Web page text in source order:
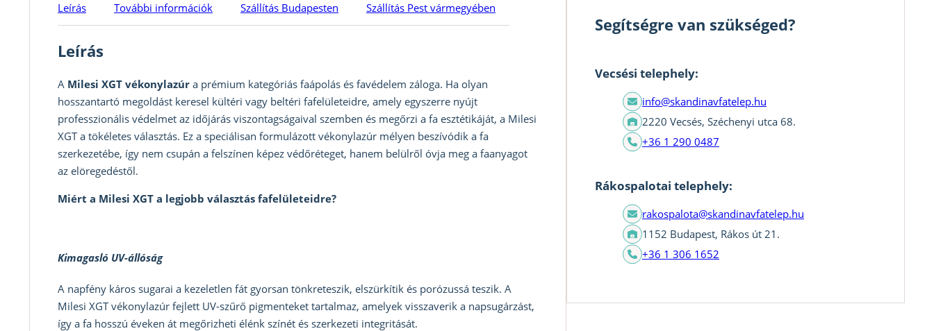
Leírás További információk Szállítás Budapesten Szállítás Pest vármegyében
Leírás
A Milesi XGT vékonylazúr a prémium kategóriás faápolás és favédelem záloga. Ha olyan
hosszantartó megoldást keresel kültéri vagy beltéri fafelületeidre, amely egyszerre nyújt
professzionális védelmet az időjárás viszontagságaival szemben és megőrzi a fa esztétikáját, a Milesi
XGT a tökéletes választás. Ez a speciálisan formulázott vékonylazúr mélyen beszívódik a fa
szerkezetébe, így nem csupán a felszínen képez védőréteget, hanem belülről óvja meg a faanyagot
az elöregedéstől.
Miért a Milesi XGT a legjobb választás fafelületeidre?
Kimagasló UV-állóság
A napfény káros sugarai a kezeletlen fát gyorsan tönkreteszik, elszürkítik és porózussá teszik. A
Milesi XGT vékonylazúr fejlett UV-szűrő pigmenteket tartalmaz, amelyek visszaverik a napsugárzást,
így a fa hosszú éveken át megőrizheti élénk színét és szerkezeti integritását.
Segítségre van szükséged?
Vecsési telephely:
info@skandinavfatelep.hu
2220 Vecsés, Széchenyi utca 68.
+36 1 290 0487
Rákospalotai telephely:
rakospalota@skandinavfatelep.hu
1152 Budapest, Rákos út 21.
+36 1 306 1652